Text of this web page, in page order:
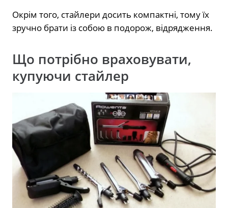
Окрім того, стайлери досить компактні, тому їх
зручно брати із собою в подорож, відрядження.
Що потрібно враховувати,
купуючи стайлер